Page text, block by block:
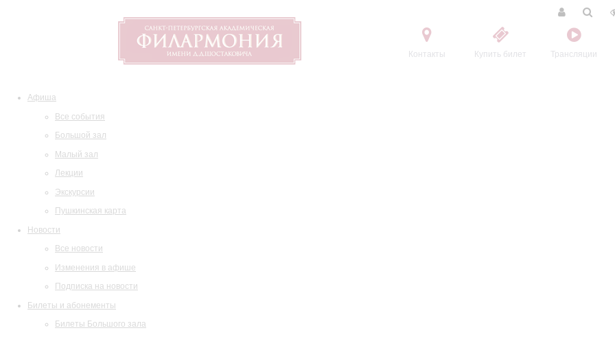
Контакты Купить билет Трансляции
Афиша
Все события
Большой зал
Малый зал
Лекции
Экскурсии
Пушкинская карта
Новости
Все новости
Изменения в афише
Подписка на новости
Билеты и абонементы
Билеты Большого зала